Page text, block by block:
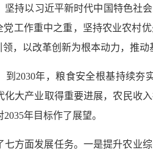
坚持以习近平新时代中国特色社
党工作重中之重，坚持农业农村
领，以改革创新为根本动力，推
到2030年，粮食安全根基持续
化大产业取得重要进展，农民收
年目标作了展望。
七方面发展任务。一是提升农业